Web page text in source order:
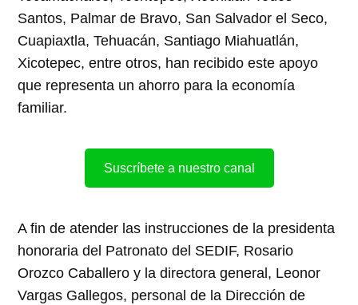
Santos, Palmar de Bravo, San Salvador el Seco,
Cuapiaxtla, Tehuacán, Santiago Miahuatlán,
Xicotepec, entre otros, han recibido este apoyo
que representa un ahorro para la economía
familiar.
Suscríbete a nuestro canal
A fin de atender las instrucciones de la presidenta
honoraria del Patronato del SEDIF, Rosario
Orozco Caballero y la directora general, Leonor
Vargas Gallegos, personal de la Dirección de